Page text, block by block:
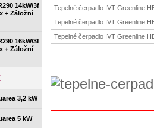
14kW/3f
+ Záložní
16kW/3f
+ Záložní
3,2 kW
5 kW
Tepelné čerpadlo IVT Greenline
Tepelné čerpadlo IVT Greenline
Tepelné čerpadlo IVT Greenline